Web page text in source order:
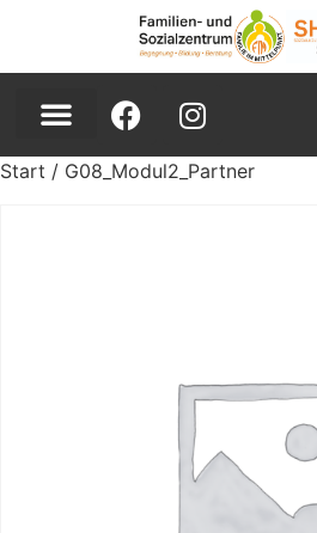
Start / G08_Modul2_Partner